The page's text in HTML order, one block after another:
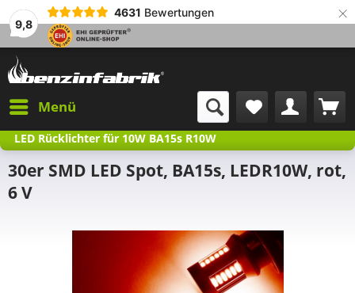
9,8
4631 Bewertungen ×
Menü
LED Rücklichter für 10W BA15s R10W
30er SMD LED Spot, BA15s, LEDR10W, rot,
6 V